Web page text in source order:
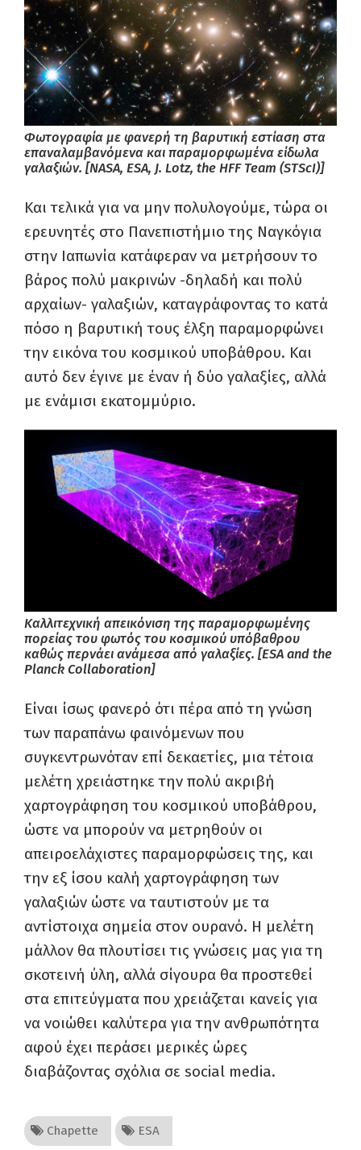
Φωτογραφία με φανερή τη βαρυτική εστίαση στα
επαναλαμβανόμενα και παραμορφωμένα είδωλα
γαλαξιών. [NASA, ESA, J. Lotz, the HFF Team (STScI)]
Και τελικά για να μην πολυλογούμε, τώρα οι
ερευνητές στο Πανεπιστήμιο της Ναγκόγια
στην Ιαπωνία κατάφεραν να μετρήσουν το
βάρος πολύ μακρινών -δηλαδή και πολύ
αρχαίων- γαλαξιών, καταγράφοντας το κατά
πόσο η βαρυτική τους έλξη παραμορφώνει
την εικόνα του κοσμικού υποβάθρου. Και
αυτό δεν έγινε με έναν ή δύο γαλαξίες, αλλά
με ενάμισι εκατομμύριο.
Καλλιτεχνική απεικόνιση της παραμορφωμένης
πορείας του φωτός του κοσμικού υπόβαθρου
καθώς περνάει ανάμεσα από γαλαξίες. [ESA and the
Planck Collaboration]
Είναι ίσως φανερό ότι πέρα από τη γνώση
των παραπάνω φαινόμενων που
συγκεντρωνόταν επί δεκαετίες, μια τέτοια
μελέτη χρειάστηκε την πολύ ακριβή
χαρτογράφηση του κοσμικού υποβάθρου,
ώστε να μπορούν να μετρηθούν οι
απειροελάχιστες παραμορφώσεις της, και
την εξ ίσου καλή χαρτογράφηση των
γαλαξιών ώστε να ταυτιστούν με τα
αντίστοιχα σημεία στον ουρανό. Η μελέτη
μάλλον θα πλουτίσει τις γνώσεις μας για τη
σκοτεινή ύλη, αλλά σίγουρα θα προστεθεί
στα επιτεύγματα που χρειάζεται κανείς για
να νοιώθει καλύτερα για την ανθρωπότητα
αφού έχει περάσει μερικές ώρες
διαβάζοντας σχόλια σε social media.
Chapette ESA